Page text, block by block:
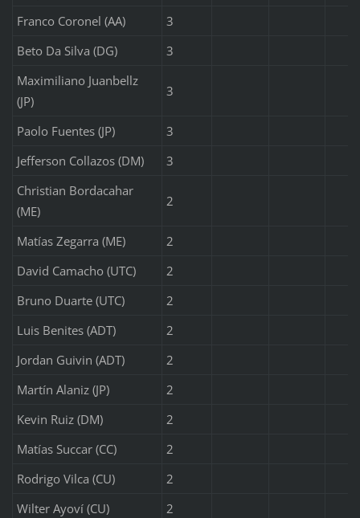
Franco Coronel (AA)
3
Beto Da Silva (DG)
3
Maximiliano Juanbellz
(JP)
3
Paolo Fuentes (JP)
3
Jefferson Collazos (DM)
3
Christian Bordacahar
(ME)
2
Matías Zegarra (ME)
2
David Camacho (UTC)
2
Bruno Duarte (UTC)
2
Luis Benites (ADT)
2
Jordan Guivin (ADT)
2
Martín Alaniz (JP)
2
Kevin Ruiz (DM)
2
Matías Succar (CC)
2
Rodrigo Vilca (CU)
2
Wilter Ayoví (CU)
2